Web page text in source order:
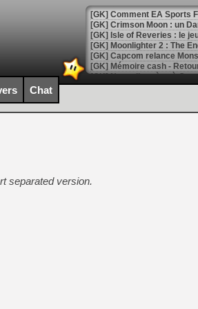
[GK] Crimson Moon : un
[GK] Isle of Reveries : le
[GK] Moonlighter 2 : The
[GK] Capcom relance
[Mo5] Deux inédits du
[GK] Le beat'em up The
[GK] Endless Legend 2 :
[LS] [PS5] Le WebKit
[GK] Oubliez Crazy Taxi,
[LS] [Switch] NSZ 5.0.0
[GK] No More Room in
[GK] Un chatbot Atelier
[GK] Mémoire cash -
[GK] Nvidia : le prix des
Chat
separated version.